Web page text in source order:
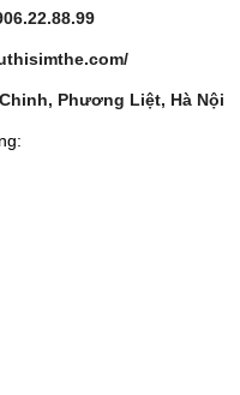
Phương Liệt, Hà Nội